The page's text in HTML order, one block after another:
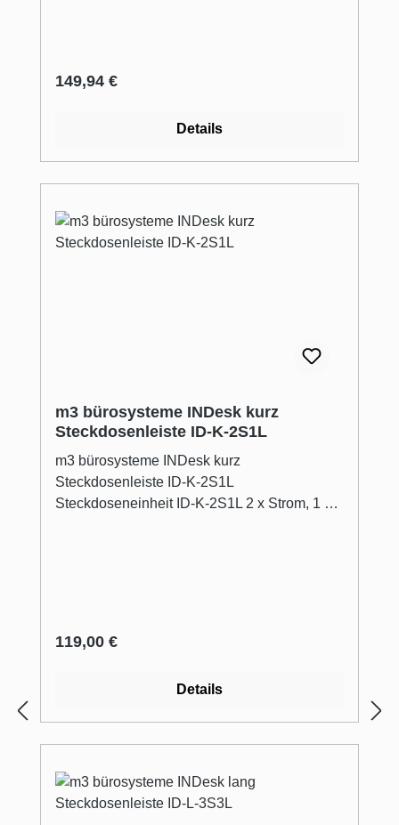
Regulärer Preis:
149,94 €
Details
m3 bürosysteme INDesk kurz
Steckdosenleiste ID-K-2S1L
m3 bürosysteme INDesk kurz
Steckdosenleiste ID-K-2S1L
Steckdoseneinheit ID-K-2S1L 2 x Strom, 1 x
Regulärer Preis:
119,00 €
Details